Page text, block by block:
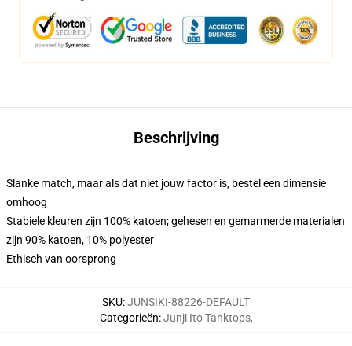
Beschrijving
Slanke match, maar als dat niet jouw factor is, bestel een dimensie
omhoog
Stabiele kleuren zijn 100% katoen; gehesen en gemarmerde materialen
zijn 90% katoen, 10% polyester
Ethisch van oorsprong
SKU:JUNSIKI-88226-DEFAULT
Categorieën:Junji Ito Tanktops,